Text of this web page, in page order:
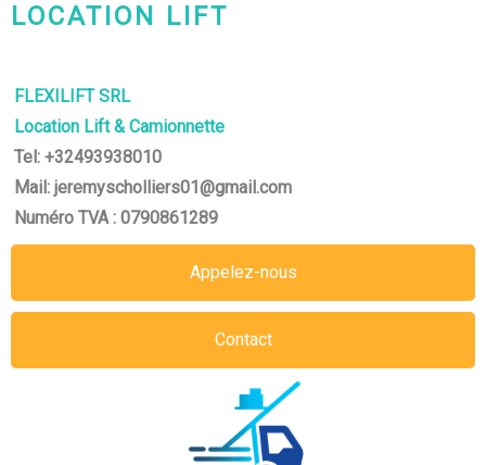
LOCATION LIFT
FLEXILIFT SRL
Location Lift & Camionnette
Tel: +32493938010
Mail: jeremyscholliers01@gmail.com
Numéro TVA : 0790861289
Appelez-nous
Contact